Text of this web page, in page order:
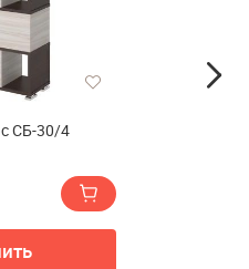
СБ-30/4